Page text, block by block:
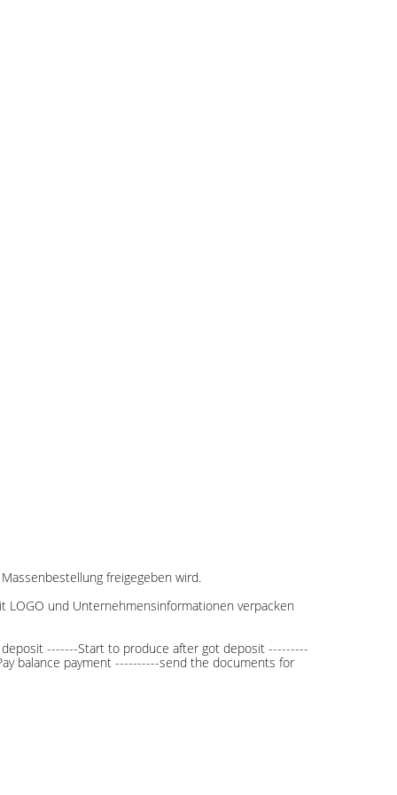
freigegeben wird.
LOGO und Unternehmensinformationen verpacken
-------Start to produce after got deposit ---------
balance payment ----------send the documents for